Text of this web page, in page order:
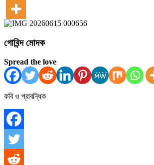
গোবিন্দ মোদক
Spread the love
কবি ও প্রাবন্ধিক